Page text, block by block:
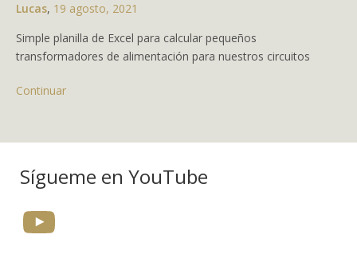
Lucas, 19 agosto, 2021
Simple planilla de Excel para calcular pequeños
transformadores de alimentación para nuestros circuitos
Continuar
Sígueme en YouTube
YouTube